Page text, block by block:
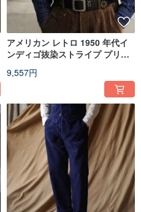
アメリカン レトロ 1950 年代イ
ンディゴ抜染ストライプ プリン
ー ニュートラルなウェア
9,557円